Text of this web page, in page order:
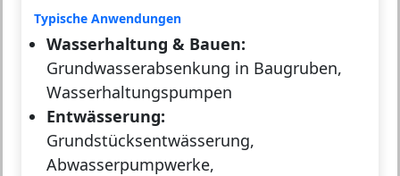
Typische Anwendungen
Wasserhaltung & Bauen:
Grundwasserabsenkung in Baugruben,
Wasserhaltungspumpen
Entwässerung:
Grundstücksentwässerung,
Abwasserpumpwerke,